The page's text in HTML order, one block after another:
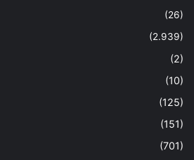
(26)
(2.939)
(2)
(10)
(125)
(151)
(701)